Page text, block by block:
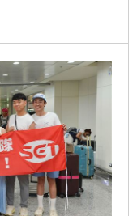
節目還沒敲鐘就
後，我早就知道他